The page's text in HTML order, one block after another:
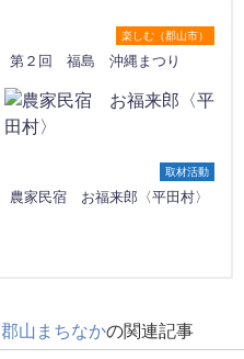
楽しむ（郡山市）
第２回 福島 沖縄まつり
取材活動
農家民宿 お福来郎〈平田村〉
郡山まちなかの関連記事